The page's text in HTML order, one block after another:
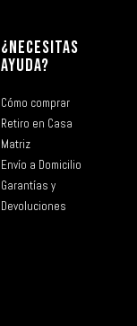
¿NECESITAS
AYUDA?
Cómo comprar
Retiro en Casa
Matriz
Envío a Domicilio
Garantías y
Devoluciones